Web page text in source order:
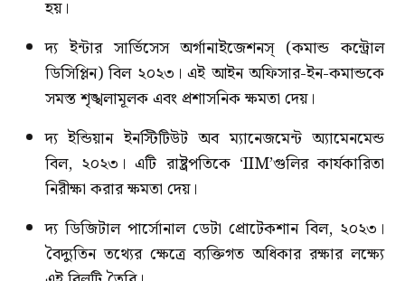
হয়।
দ্য ইন্টার সার্ভিসেস অর্গানাইজেশনস্ (কমান্ড কন্ট্রোল
ডিসিপ্লিন) বিল ২০২৩। এই আইন অফিসার-ইন-কমান্ডকে
সমস্ত শৃঙ্খলামূলক এবং প্রশাসনিক ক্ষমতা দেয়।
দ্য ইন্ডিয়ান ইনস্টিটিউট অব ম্যানেজমেন্ট অ্যামেনমেন্ড
বিল, ২০২৩। এটি রাষ্ট্রপতিকে ‘IIM’গুলির কার্যকারিতা
নিরীক্ষা করার ক্ষমতা দেয়।
দ্য ডিজিটাল পার্সোনাল ডেটা প্রোটেকশান বিল, ২০২৩।
বৈদ্যুতিন তথ্যের ক্ষেত্রে ব্যক্তিগত অধিকার রক্ষার লক্ষ্যে